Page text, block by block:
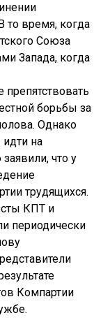
то время, когда
Союза
Запада, когда
борьбы за
Однако
идти на
что у
трудящихся.
КПТ и
периодически
Компартии